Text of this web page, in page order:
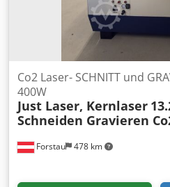
Forstau 478 km
Co2 Laser- SCHNITT und
400W
Just Laser, Kernlaser
Schneiden Gravieren